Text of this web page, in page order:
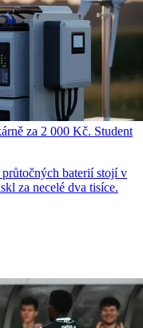
za 2 000 Kč. Student
baterií stojí v
za necelé dva tisíce.